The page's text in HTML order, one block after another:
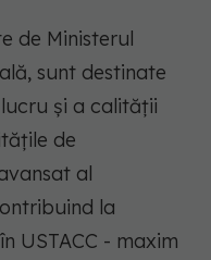
de Ministerul
sunt destinate
și a calității
de
al
la
USTACC - maxim